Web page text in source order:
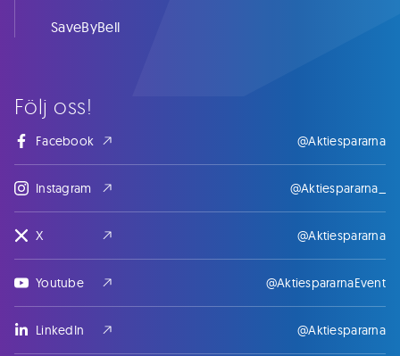
Följ oss!
Facebook @Aktiespararna
Instagram @Aktiespararna_
X @Aktiespararna
Youtube @AktiespararnaEvent
LinkedIn @Aktiespararna
SaveByBell